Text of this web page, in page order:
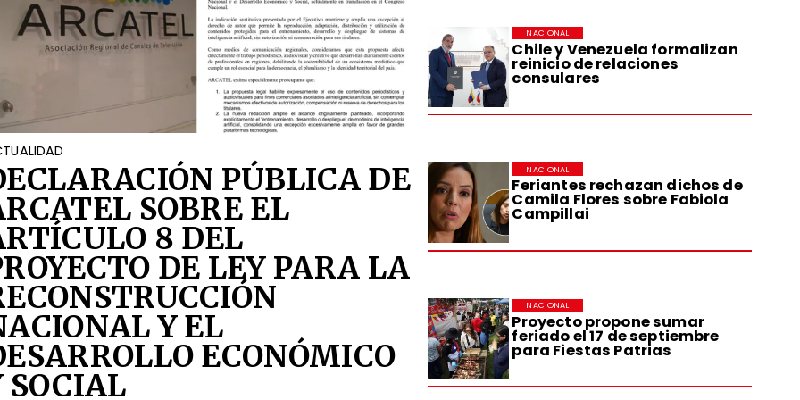
Chile y Venezuela formalizan
reinicio de relaciones
consulares
NACIONAL
Feriantes rechazan dichos de
Camila Flores sobre Fabiola
Campillai
NACIONAL
Proyecto propone sumar
feriado el 17 de septiembre
para Fiestas Patrias
NACIONAL
PÚBLICA DE
SOBRE EL
8 DEL
DE LEY PARA LA
Y EL
ECONÓMICO
SOCIAL